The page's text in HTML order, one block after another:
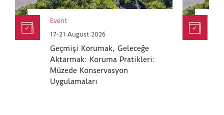
Event
17-21 August 2026
Geçmişi Korumak, Geleceğe
Aktarmak: Koruma Pratikleri:
Müzede Konservasyon
Uygulamaları